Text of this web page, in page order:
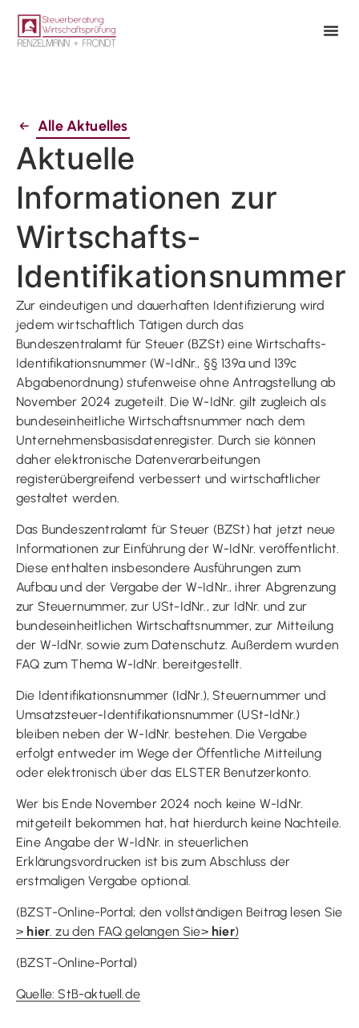
Alle Aktuelles
Aktuelle
Informationen zur
Wirtschafts-
Identifikationsnummer
Zur eindeutigen und dauerhaften Identifizierung wird
jedem wirtschaftlich Tätigen durch das
Bundeszentralamt für Steuer (BZSt) eine Wirtschafts-
Identifikationsnummer (W-IdNr., §§ 139a und 139c
Abgabenordnung) stufenweise ohne Antragstellung ab
November 2024 zugeteilt. Die W-IdNr. gilt zugleich als
bundeseinheitliche Wirtschaftsnummer nach dem
Unternehmensbasisdatenregister. Durch sie können
daher elektronische Datenverarbeitungen
registerübergreifend verbessert und wirtschaftlicher
gestaltet werden.
Das Bundeszentralamt für Steuer (BZSt) hat jetzt neue
Informationen zur Einführung der W-IdNr. veröffentlicht.
Diese enthalten insbesondere Ausführungen zum
Aufbau und der Vergabe der W-IdNr., ihrer Abgrenzung
zur Steuernummer, zur USt-IdNr., zur IdNr. und zur
bundeseinheitlichen Wirtschaftsnummer, zur Mitteilung
der W-IdNr. sowie zum Datenschutz. Außerdem wurden
FAQ zum Thema W-IdNr. bereitgestellt.
Die Identifikationsnummer (IdNr.), Steuernummer und
Umsatzsteuer-Identifikationsnummer (USt-IdNr.)
bleiben neben der W-IdNr. bestehen. Die Vergabe
erfolgt entweder im Wege der Öffentliche Mitteilung
oder elektronisch über das ELSTER Benutzerkonto.
Wer bis Ende November 2024 noch keine W-IdNr.
mitgeteilt bekommen hat, hat hierdurch keine Nachteile.
Eine Angabe der W-IdNr. in steuerlichen
Erklärungsvordrucken ist bis zum Abschluss der
erstmaligen Vergabe optional.
(BZST-Online-Portal; den vollständigen Beitrag lesen Sie
> hier . zu den FAQ gelangen Sie>hier)
(BZST-Online-Portal)
Quelle: StB-aktuell.de